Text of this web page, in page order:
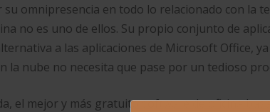
su omnipresencia en todo lo relacionado con la
no es uno de ellos. Su propio conjunto de
a las aplicaciones de Microsoft Office,
la nube no necesita que pase por un tedioso
el mejor y más gratuito software de oficina